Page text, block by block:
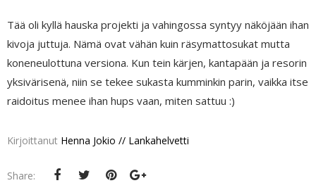
Tää oli kyllä hauska projekti ja vahingossa syntyy näköjään ihan
kivoja juttuja. Nämä ovat vähän kuin räsymattosukat mutta
koneneulottuna versiona. Kun tein kärjen, kantapään ja resorin
yksivärisenä, niin se tekee sukasta kumminkin parin, vaikka itse
raidoitus menee ihan hups vaan, miten sattuu :)
Kirjoittanut Henna Jokio // Lankahelvetti
Share: